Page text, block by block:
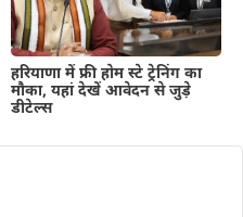
हरियाणा में फ्री होम स्टे ट्रेनिंग का
मौका, यहां देखें आवेदन से जुड़े
डीटेल्स